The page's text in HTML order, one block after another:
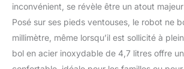
de
donne un
et de
solide et
inconvénient, se révèle être un atout
Posé sur ses pieds ventouses, le robot ne
millimètre, même lorsqu’il est sollicité à
bol en acier inoxydable de 4,7 litres offre